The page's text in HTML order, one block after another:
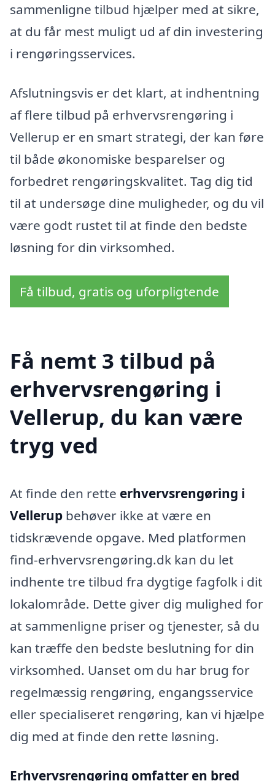
sammenligne tilbud hjælper med at sikre,
at du får mest muligt ud af din investering
i rengøringsservices.
Afslutningsvis er det klart, at indhentning
af flere tilbud på erhvervsrengøring i
Vellerup er en smart strategi, der kan føre
til både økonomiske besparelser og
forbedret rengøringskvalitet. Tag dig tid
til at undersøge dine muligheder, og du vil
være godt rustet til at finde den bedste
løsning for din virksomhed.
Få tilbud, gratis og uforpligtende
Få nemt 3 tilbud på
erhvervsrengøring i
Vellerup, du kan være
tryg ved
At finde den rette erhvervsrengøring i
Vellerup behøver ikke at være en
tidskrævende opgave. Med platformen
find-erhvervsrengøring.dk kan du let
indhente tre tilbud fra dygtige fagfolk i dit
lokalområde. Dette giver dig mulighed for
at sammenligne priser og tjenester, så du
kan træffe den bedste beslutning for din
virksomhed. Uanset om du har brug for
regelmæssig rengøring, engangsservice
eller specialiseret rengøring, kan vi hjælpe
dig med at finde den rette løsning.
Erhvervsrengøring omfatter en bred